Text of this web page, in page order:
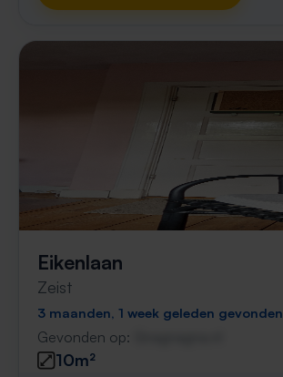
Eikenlaan
Zeist
3 maanden, 1 week geleden gevonden
Gevonden op:
10m²